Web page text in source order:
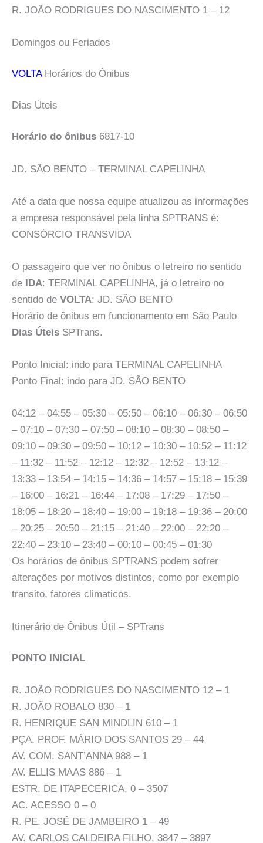
R. JOÃO RODRIGUES DO NASCIMENTO 1 – 12
Domingos ou Feriados
VOLTAHorários do Ônibus
Dias Úteis
Horário do ônibus 6817-10
JD. SÃO BENTO – TERMINAL CAPELINHA
Até a data que nossa equipe atualizou as informações
a empresa responsável pela linha SPTRANS é:
CONSÓRCIO TRANSVIDA
O passageiro que ver no ônibus o letreiro no sentido
de IDA: TERMINAL CAPELINHA, já o letreiro no
sentido de VOLTA: JD. SÃO BENTO
Horário de ônibus em funcionamento em São Paulo
Dias Úteis SPTrans.
Ponto Inicial: indo para TERMINAL CAPELINHA
Ponto Final: indo para JD. SÃO BENTO
04:12 – 04:55 – 05:30 – 05:50 – 06:10 – 06:30 – 06:50
– 07:10 – 07:30 – 07:50 – 08:10 – 08:30 – 08:50 –
09:10 – 09:30 – 09:50 – 10:12 – 10:30 – 10:52 – 11:12
– 11:32 – 11:52 – 12:12 – 12:32 – 12:52 – 13:12 –
13:33 – 13:54 – 14:15 – 14:36 – 14:57 – 15:18 – 15:39
– 16:00 – 16:21 – 16:44 – 17:08 – 17:29 – 17:50 –
18:05 – 18:20 – 18:40 – 19:00 – 19:18 – 19:36 – 20:00
– 20:25 – 20:50 – 21:15 – 21:40 – 22:00 – 22:20 –
22:40 – 23:10 – 23:40 – 00:10 – 00:45 – 01:30
Os horários de ônibus SPTRANS podem sofrer
alterações por motivos distintos, como por exemplo
transito, fatores climaticos.
Itinerário de Ônibus Útil – SPTrans
PONTO INICIAL
R. JOÃO RODRIGUES DO NASCIMENTO 12 – 1
R. JOÃO ROBALO 830 – 1
R. HENRIQUE SAN MINDLIN 610 – 1
PÇA. PROF. MÁRIO DOS SANTOS 29 – 44
AV. COM. SANT’ANNA 988 – 1
AV. ELLIS MAAS 886 – 1
ESTR. DE ITAPECERICA, 0 – 3507
AC. ACESSO 0 – 0
R. PE. JOSÉ DE JAMBEIRO 1 – 49
AV. CARLOS CALDEIRA FILHO, 3847 – 3897